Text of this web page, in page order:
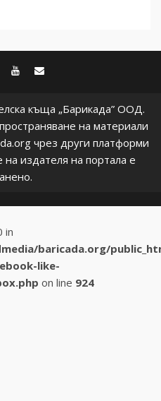
youtube
къща „Барикада” ООД.
на материали
чрез други платформи
издателя на портала е
in
baricada.org/
like-
on line 924